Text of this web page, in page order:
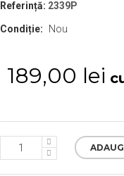
Referință: 2339P
Condiție: Nou
189,00 lei